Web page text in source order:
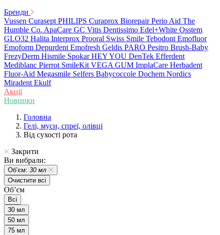
Бренди
Vussen Curasept PHILIPS Curaprox Biorepair Perio Aid The
Humble Co. ApaCare GC Vitis Dentissimo Edel+White Osstem
GLO32 Halita Interprox Prooral Swiss Smile Tebodont Emofluor
Emoform Depurdent Emofresh Geldis PARO Pesitro Brush-Baby
FrezyDerm Hismile Spokar HEY YOU DenTek Efferdent
Mediblanc Pierrot SmileKit VEGA GUM ImplaCare Herbadent
Fluor-Aid Megasmile Selfers Babycoccole Dochem Nordics
Miradent Ekulf
Акції
Новинки
Головна
Гелі, муси, спреї, олівці
Від сухості рота
Закрити
Ви вибрали:
Обʼєм: 30 мл
Очистити всі
Обʼєм
Всі
30 мл
50 мл
75 мл